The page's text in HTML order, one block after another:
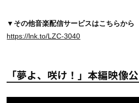
▼その他音楽配信サービスはこちらから
https://lnk.to/LZC-3040
「夢よ、咲け！」本編映像